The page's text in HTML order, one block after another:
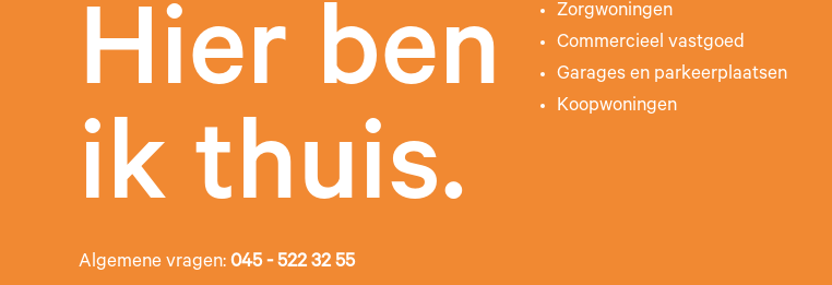
Hier ben
ik thuis.
Algemene vragen: 045 - 522 32 55
Zorgwoningen
Commercieel vastgoed
Garages en parkeerplaatsen
Koopwoningen